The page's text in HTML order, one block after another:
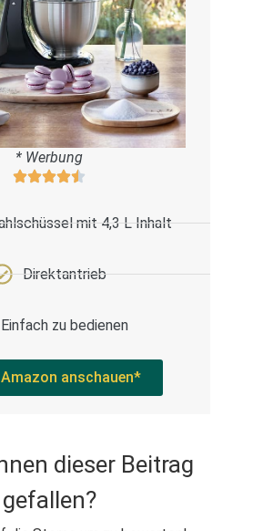
* Werbung
mit 4,3 L Inhalt
Direktantrieb
Einfach zu bedienen
anschauen*
dieser Beitrag
gefallen?